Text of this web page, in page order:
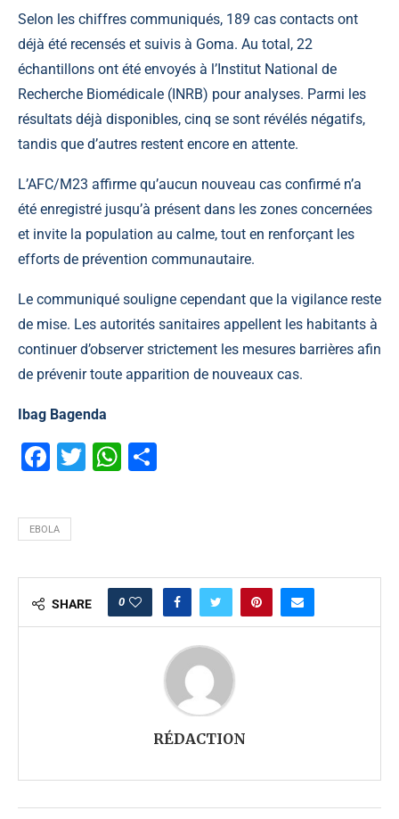
Selon les chiffres communiqués, 189 cas contacts ont
déjà été recensés et suivis à Goma. Au total, 22
échantillons ont été envoyés à l’Institut National de
Recherche Biomédicale (INRB) pour analyses. Parmi les
résultats déjà disponibles, cinq se sont révélés négatifs,
tandis que d’autres restent encore en attente.
L’AFC/M23 affirme qu’aucun nouveau cas confirmé n’a
été enregistré jusqu’à présent dans les zones concernées
et invite la population au calme, tout en renforçant les
efforts de prévention communautaire.
Le communiqué souligne cependant que la vigilance reste
de mise. Les autorités sanitaires appellent les habitants à
continuer d’observer strictement les mesures barrières afin
de prévenir toute apparition de nouveaux cas.
Ibag Bagenda
Facebook
TwitterWhatsApp
EBOLA
SHARE 0
RÉDACTION